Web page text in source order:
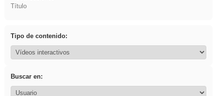
Título
Tipo de contenido:
Buscar en: